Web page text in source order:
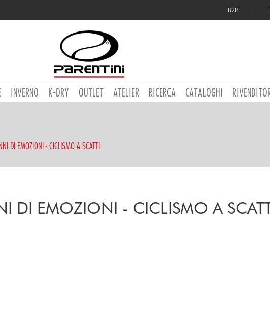
B2B
INVERNO K-DRY OUTLET ATELIER RICERCA CATALOGHI
DI EMOZIONI - CICLISMO A SCATTI
DI EMOZIONI - CICLISMO A